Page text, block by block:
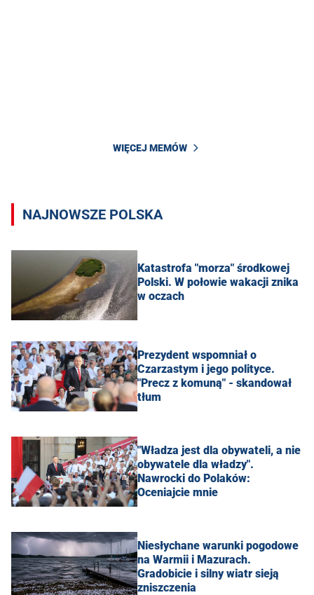
WIĘCEJ MEMÓW
NAJNOWSZE POLSKA
Katastrofa "morza" środkowej
Polski. W połowie wakacji znika
w oczach
Prezydent wspomniał o
Czarzastym i jego polityce.
"Precz z komuną" - skandował
tłum
"Władza jest dla obywateli, a nie
obywatele dla władzy".
Nawrocki do Polaków:
Oceniajcie mnie
Niesłychane warunki pogodowe
na Warmii i Mazurach.
Gradobicie i silny wiatr sieją
zniszczenia